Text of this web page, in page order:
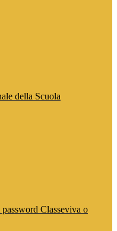
della Scuola
Classeviva o